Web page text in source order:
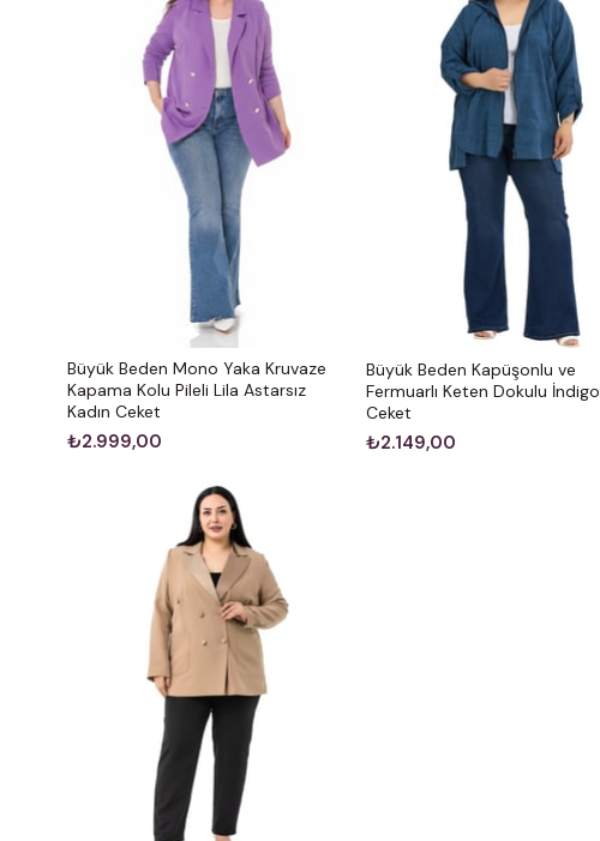
Büyük Beden Mono Yaka Kruvaze
Kapama Kolu Pileli Lila Astarsız
Kadın Ceket
₺2.999,00
Büyük Beden Kapüşonlu ve
Fermuarlı Keten Dokulu İndigo
Ceket
₺2.149,00